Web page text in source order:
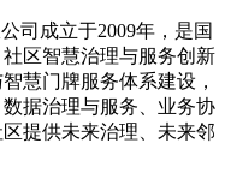
司成立于2009年，是国
区智慧治理与服务创新
慧门牌服务体系建设，
据治理与服务、业务协
提供未来治理、未来邻